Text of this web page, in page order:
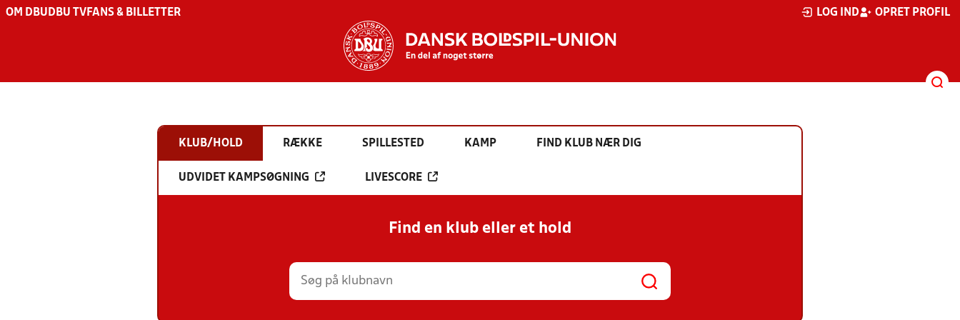
OM DBU DBU TV FANS & BILLETTER LOG IND OPRET PROFIL
KLUB/HOLD RÆKKE SPILLESTED KAMP FIND KLUB NÆR DIG
UDVIDET KAMPSØGNING LIVESCORE
Find en klub eller et hold